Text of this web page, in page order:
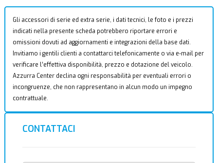
Gli accessori di serie ed extra serie, i dati tecnici, le foto e i prezzi
indicati nella presente scheda potrebbero riportare errori e
omissioni dovuti ad aggiornamenti e integrazioni della base dati.
Invitiamo i gentili clienti a contattarci telefonicamente o via e-mail per
verificare l’effettiva disponibilità, prezzo e dotazione del veicolo.
Azzurra Center declina ogni responsabilità per eventuali errori o
incongruenze, che non rappresentano in alcun modo un impegno
contrattuale.
CONTATTACI